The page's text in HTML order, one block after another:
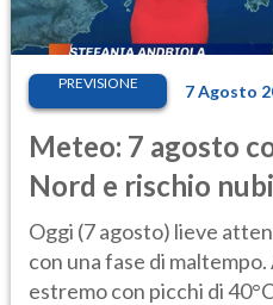
PREVISIONE 7 Agosto
Meteo: 7 agosto
Nord e rischio
caldo estremo
Oggi (7 agosto) lieve
con una fase di
estremo con picchi di